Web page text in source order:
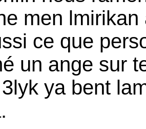
men
ce que
un ange sur
ya bent